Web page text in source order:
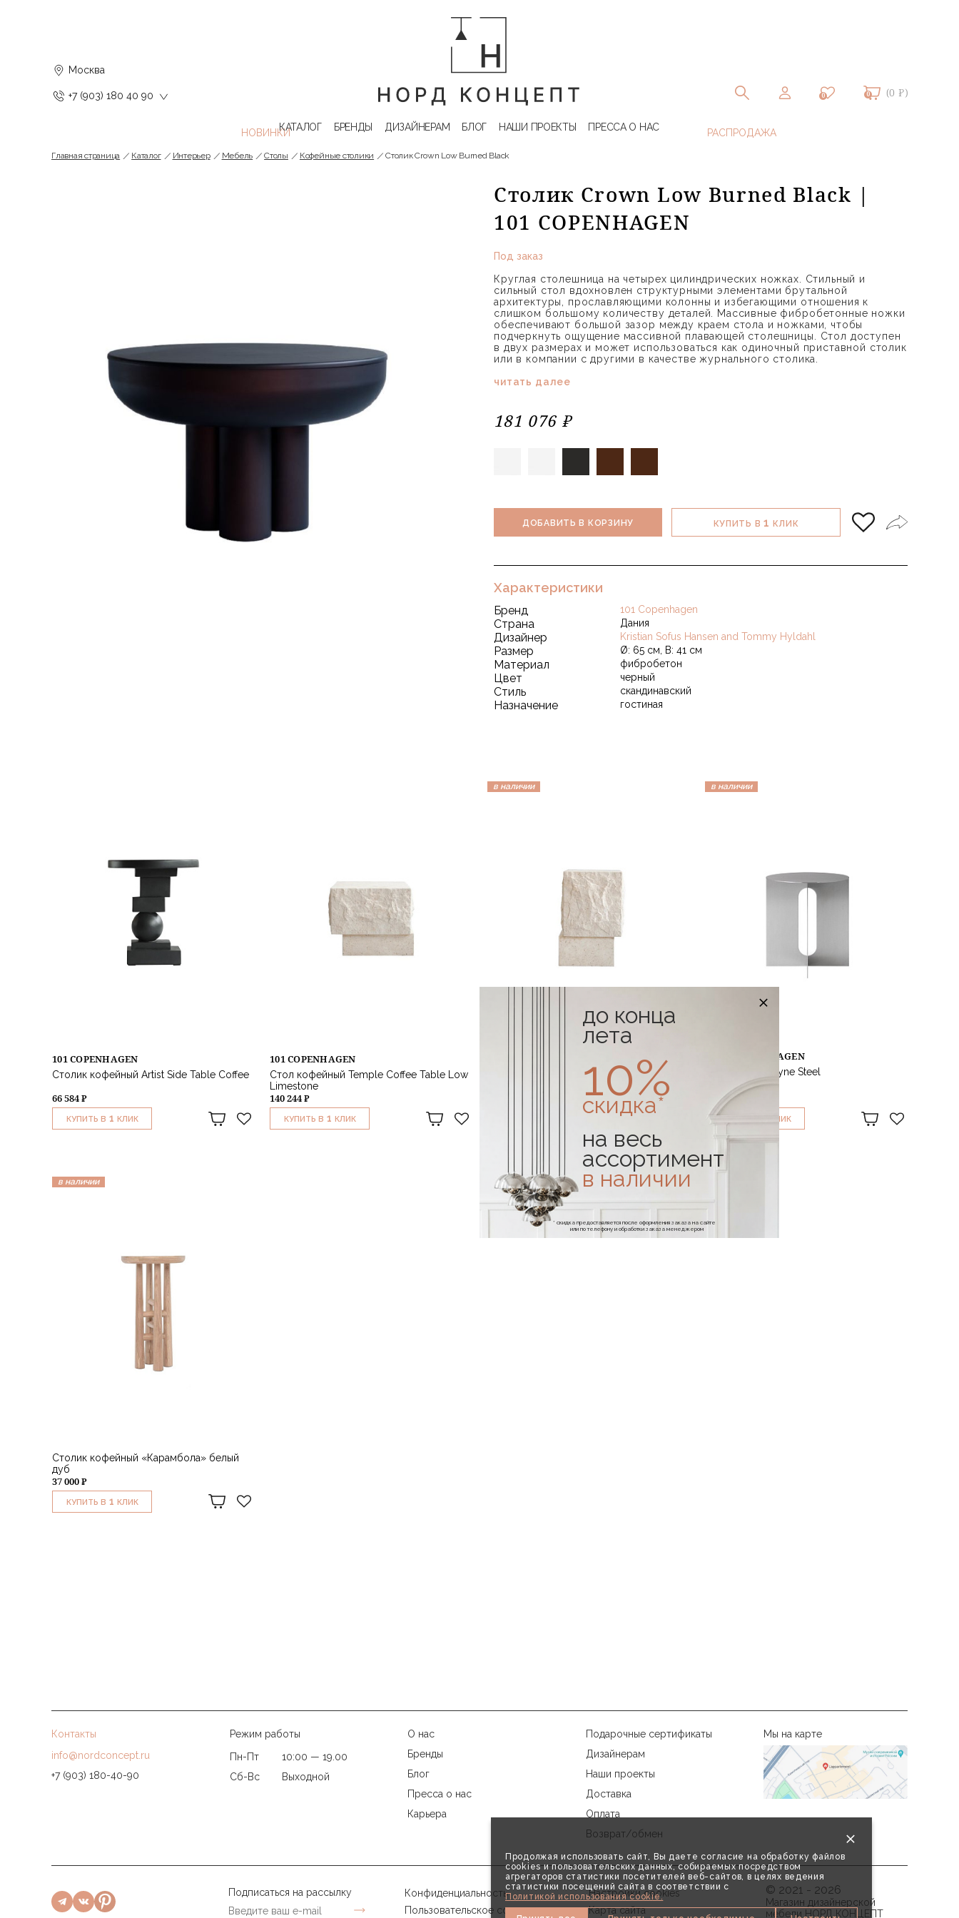
Продолжая использовать сайт, Вы даете согласие на обработку файлов
cookies и пользовательских данных, собираемых посредством
агрегаторов статистики посетителей веб-сайтов, в целях ведения
статистики посещений сайта в соответствии с
Политикой использования cookie.
Москва
+7 (903) 180 40 90 0 0 (0 ₽)
КАТАЛОГ БРЕНДЫ ДИЗАЙНЕРАМ БЛОГ НАШИ ПРОЕКТЫ ПРЕССА О НАС
Главная страница Каталог Интерьер Мебель Cтолы Кофейные столики Столик Crown Low Burned Black
Столик Crown Low Burned Black |
101 COPENHAGEN
Под заказ
Круглая столешница на четырех цилиндрических ножках. Стильный и
сильный стол вдохновлен структурными элементами брутальной
архитектуры, прославляющими колонны и избегающими отношения к
слишком большому количеству деталей. Массивные фибробетонные ножки
обеспечивают большой зазор между краем стола и ножками, чтобы
подчеркнуть ощущение массивной плавающей столешницы. Стол доступен
в двух размерах и может использоваться как одиночный приставной столик
или в компании с другими в качестве журнального столика.
читать далее
181 076 ₽
ДОБАВИТЬ В КОРЗИНУ КУПИТЬ В1 КЛИК
Характеристики
Бренд 101 Copenhagen
Страна Дания
Дизайнер Kristian Sofus Hansen and Tommy Hyldahl
Размер Ø: 65 см, В: 41 см
Материал фибробетон
Цвет черный
Стиль скандинавский
Назначение гостиная
101 COPENHAGEN
Столик кофейный Artist Side Table Coffee
66 584 ₽
КУПИТЬ В 1 КЛИК
101 COPENHAGEN
Стол кофейный Temple Coffee Table Low
Limestone
140 244 ₽
КУПИТЬ В 1 КЛИК
в наличии
Стол кофейный Temple Coffee Table Tall
в наличии
AUDO COPENHAGEN
Столик Androgyne Steel
89 668 ₽
КЛИК
в наличии
Столик кофейный «Карамбола» белый
дуб
37 000 ₽
КУПИТЬ В 1 КЛИК
до конца
лета
10%
скидка*
на весь
ассортимент
в наличии
* скидка предоставляется после оформления заказа на сайте
или по телефону и обработки заказа менеджером
Контакты
info@nordconcept.ru
+7 (903) 180-40-90
Режим работы
Пн-Пт
10:00 — 19.00
Сб-Вс
Выходной
Мы на карте
О нас
Подарочные сертификаты
Бренды
Дизайнерам
Блог
Наши проекты
Пресса о нас
Доставка
Карьера
Оплата
Возврат/обмен
Подписаться на рассылку
Конфиденциальность
Пользовательское соглашение
Настройки cookies
Карта сайта
© 2021 - 2026
Магазин дизайнерской
мебели НОРД КОНЦЕПТ